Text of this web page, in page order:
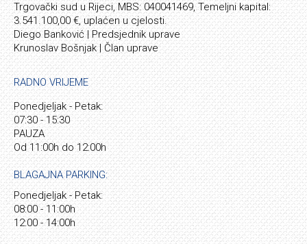
Trgovački sud u Rijeci, MBS: 040041469, Temeljni kapital:
3.541.100,00 €, uplaćen u cjelosti.
Diego Banković | Predsjednik uprave
Krunoslav Bošnjak | Član uprave
RADNO VRIJEME
Ponedjeljak - Petak:
07:30 - 15:30
PAUZA
Od 11:00h do 12:00h
BLAGAJNA PARKING:
Ponedjeljak - Petak:
08:00 - 11:00h
12:00 - 14:00h